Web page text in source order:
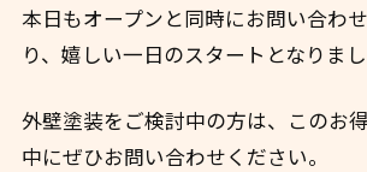
本日もオープンと同時にお問い合わ
り、嬉しい一日のスタートとなり
外壁塗装をご検討中の方は、このお
中にぜひお問い合わせください。